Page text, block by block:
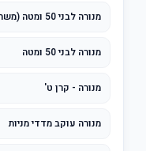
מנורה לבני 50 ומטה (משת)
מנורה לבני 50 ומטה
מנורה - קרן ט'
מנורה עוקב מדדי מניות